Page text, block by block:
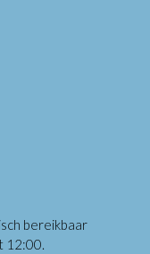
bereikbaar
12:00.